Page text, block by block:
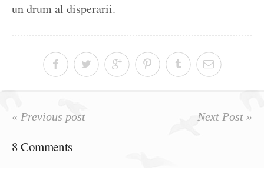
un drum al disperarii.
« Previous post Next Post »
8 Comments